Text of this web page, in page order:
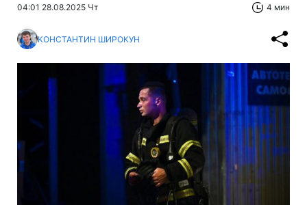
04:01 28.08.2025 Чт 4 мин
КОНСТАНТИН ШИРОКУН